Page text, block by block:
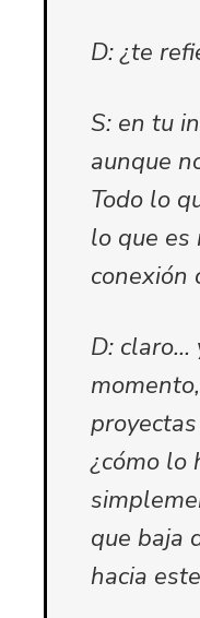
D: ¿te
S: en tu
aunque
Todo lo
lo que es
conexión
D: claro…
¿cómo lo
que baja
hacia